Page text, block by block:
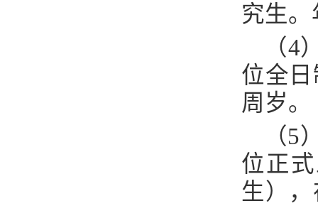
究生
（4
位全
周岁。
（5
位正
生）